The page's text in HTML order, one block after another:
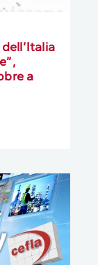
a